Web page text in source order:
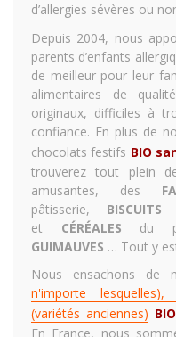
d’allergies sévères ou
Depuis 2004, nous
parents d’enfants
de meilleur pour leur
alimentaires de
originaux, difficiles à
confiance. En plus de
chocolats festifs BIO
trouverez tout plein
amusantes, des
pâtisserie, BISCUITS
et CÉRÉALES du
GUIMAUVES … Tout y
Nous ensachons de
n'importe lesquelles),
(variétés anciennes)
En France, nous